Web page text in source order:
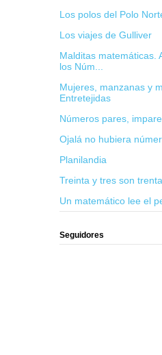
Los polos del Polo
Los viajes de Gulliver
Malditas matemáticas.
los Núm...
Mujeres, manzanas y
Entretejidas
Números pares,
Ojalá no hubiera
Planilandia
Treinta y tres son
Un matemático lee el
Seguidores